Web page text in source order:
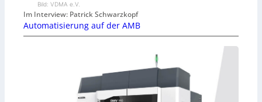
Bild: VDMA e.V.
Im Interview: Patrick Schwarzkopf
Automatisierung auf der AMB